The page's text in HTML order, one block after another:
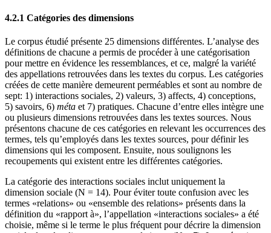
4.2.1 Catégories des dimensions
Le corpus étudié présente 25 dimensions différentes. L’analyse des
définitions de chacune a permis de procéder à une catégorisation
pour mettre en évidence les ressemblances, et ce, malgré la variété
des appellations retrouvées dans les textes du corpus. Les catégories
créées de cette manière demeurent perméables et sont au nombre de
sept: 1) interactions sociales, 2) valeurs, 3) affects, 4) conceptions,
5) savoirs, 6) méta et 7) pratiques. Chacune d’entre elles intègre une
ou plusieurs dimensions retrouvées dans les textes sources. Nous
présentons chacune de ces catégories en relevant les occurrences des
termes, tels qu’employés dans les textes sources, pour définir les
dimensions qui les composent. Ensuite, nous soulignons les
recoupements qui existent entre les différentes catégories.
La catégorie des interactions sociales inclut uniquement la
dimension sociale (N = 14). Pour éviter toute confusion avec les
termes «relations» ou «ensemble des relations» présents dans la
définition du «rapport à», l’appellation «interactions sociales» a été
choisie, même si le terme le plus fréquent pour décrire la dimension